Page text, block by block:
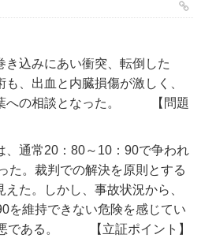
込みにあい衝突、転倒した
、出血と内臓損傷が激しく、
葉への相談となった。 【問題
、通常20：80～10：90で争われ
た。裁判での解決を原則とする
た。しかし、事故状況から、
を維持できない危険を感じてい
悪である。 【立証ポイント】